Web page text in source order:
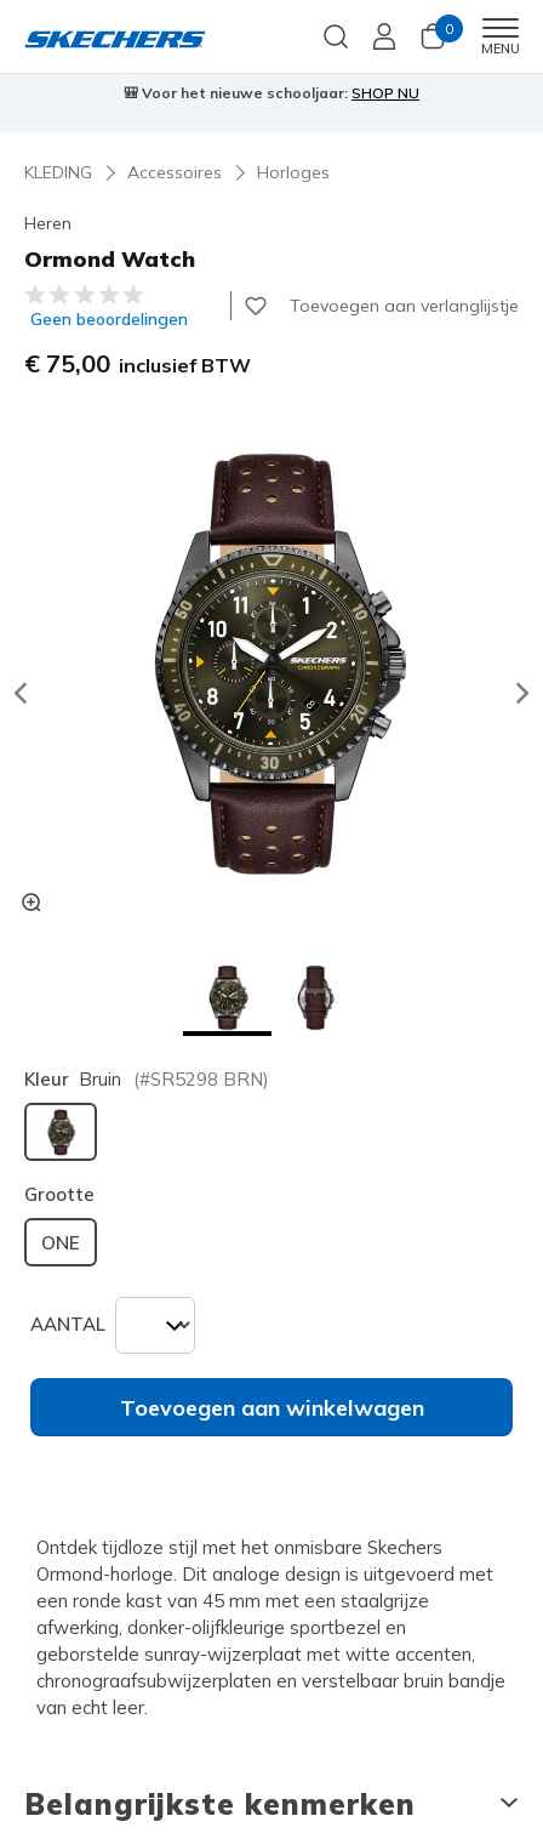
0
MENU
🎒 Voor het nieuwe schooljaar: SHOP NU
KLEDING Accessoires Horloges
Heren
Ormond Watch
3,7 van de 5 klantbeoordelingen
Geen beoordelingen
Toevoegen aan verlanglijstje
€ 75,00 inclusief BTW
Kleur Bruin (#SR5298 BRN)
geselecteerd
Grootte
ONE
AANTAL
Toevoegen aan winkelwagen
Ontdek tijdloze stijl met het onmisbare Skechers
Ormond-horloge. Dit analoge design is uitgevoerd met
een ronde kast van 45 mm met een staalgrijze
afwerking, donker-olijfkleurige sportbezel en
geborstelde sunray-wijzerplaat met witte accenten,
chronograafsubwijzerplaten en verstelbaar bruin bandje
van echt leer.
Belangrijkste kenmerken